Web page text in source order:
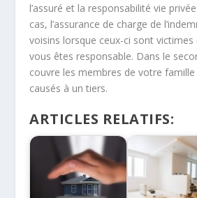
l’assuré et la responsabilité vie
cas, l’assurance de charge de
voisins lorsque ceux-ci sont victimes
vous êtes responsable. Dans le
couvre les membres de votre
causés à un tiers.
ARTICLES RELATIFS: